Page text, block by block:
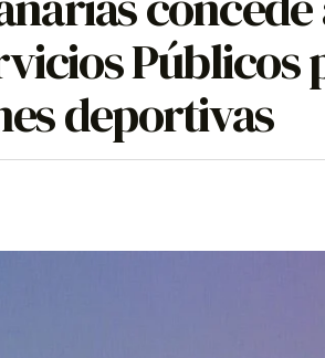
deportivas